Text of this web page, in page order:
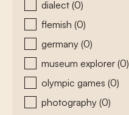
dialect (0)
flemish (0)
germany (0)
museum explorer (0)
olympic games (0)
photography (0)